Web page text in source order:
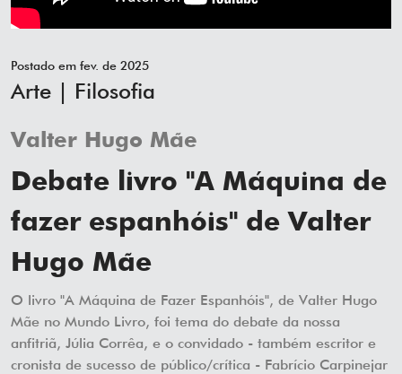
Postado em fev. de 2025
Arte | Filosofia
Valter Hugo Mãe
Debate livro "A Máquina de
fazer espanhóis" de Valter
Hugo Mãe
O livro "A Máquina de Fazer Espanhóis", de Valter Hugo
Mãe no Mundo Livro, foi tema do debate da nossa
anfitriã, Júlia Corrêa, e o convidado - também escritor e
cronista de sucesso de público/crítica - Fabrício Carpinejar